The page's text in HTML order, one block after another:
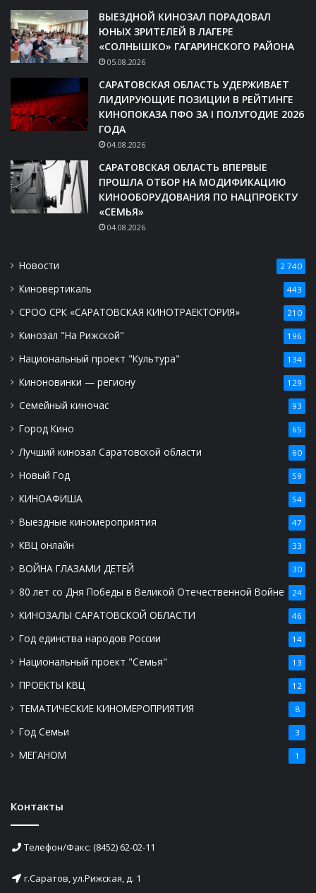
ВЫЕЗДНОЙ КИНОЗАЛ ПОРАДОВАЛ
ЮНЫХ ЗРИТЕЛЕЙ В ЛАГЕРЕ
«СОЛНЫШКО» ГАГАРИНСКОГО РАЙОНА
05.08.2026
САРАТОВСКАЯ ОБЛАСТЬ УДЕРЖИВАЕТ
ЛИДИРУЮЩИЕ ПОЗИЦИИ В РЕЙТИНГЕ
КИНОПОКАЗА ПФО ЗА I ПОЛУГОДИЕ 2026
ГОДА
04.08.2026
САРАТОВСКАЯ ОБЛАСТЬ ВПЕРВЫЕ
ПРОШЛА ОТБОР НА МОДИФИКАЦИЮ
КИНООБОРУДОВАНИЯ ПО НАЦПРОЕКТУ
«СЕМЬЯ»
04.08.2026
Новости 2 740
Киновертикаль 443
СРОО СРК «САРАТОВСКАЯ КИНОТРАЕКТОРИЯ» 210
Кинозал "На Рижской" 196
Национальный проект "Культура" 134
Киноновинки — региону 129
Семейный киночас 93
Город Кино 65
Лучший кинозал Саратовской области 60
Новый Год 59
КИНОАФИША 54
Выездные киномероприятия 47
КВЦ онлайн 33
ВОЙНА ГЛАЗАМИ ДЕТЕЙ 30
80 лет со Дня Победы в Великой Отечественной Войне 24
КИНОЗАЛЫ САРАТОВСКОЙ ОБЛАСТИ 46
Год единства народов России 14
Национальный проект "Семья" 13
ПРОЕКТЫ КВЦ 12
ТЕМАТИЧЕСКИЕ КИНОМЕРОПРИЯТИЯ 8
Год Семьи 3
МЕГАНОМ 1
Контакты
Телефон/Факс: (8452) 62-02-11
г.Саратов, ул.Рижская, д. 1